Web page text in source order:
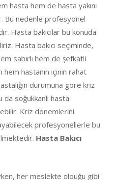
hasta hem de hasta yakını
Bu nedenle profesyonel
Hasta bakıcılar bu konuda
Hasta bakıcı seçiminde,
sabırlı hem de şefkatli
hem hastanın içinin rahat
durumuna göre kriz
soğukkanlı hasta
Kriz dönemlerini
profesyonellerle bu
Hasta Bakıcı
her meslekte olduğu gibi